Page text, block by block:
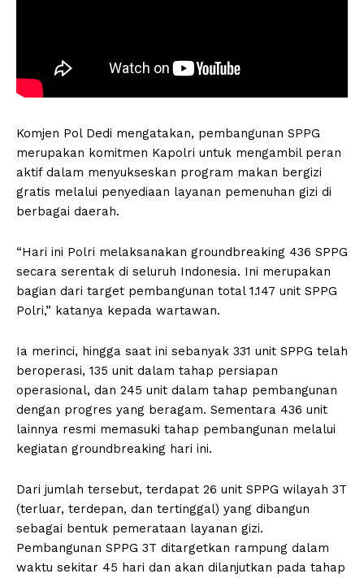
Komjen Pol Dedi mengatakan, pembangunan SPPG
merupakan komitmen Kapolri untuk mengambil peran
aktif dalam menyukseskan program makan bergizi
gratis melalui penyediaan layanan pemenuhan gizi di
berbagai daerah.
“Hari ini Polri melaksanakan groundbreaking 436 SPPG
secara serentak di seluruh Indonesia. Ini merupakan
bagian dari target pembangunan total 1.147 unit SPPG
Polri,” katanya kepada wartawan.
Ia merinci, hingga saat ini sebanyak 331 unit SPPG telah
beroperasi, 135 unit dalam tahap persiapan
operasional, dan 245 unit dalam tahap pembangunan
dengan progres yang beragam. Sementara 436 unit
lainnya resmi memasuki tahap pembangunan melalui
kegiatan groundbreaking hari ini.
Dari jumlah tersebut, terdapat 26 unit SPPG wilayah 3T
(terluar, terdepan, dan tertinggal) yang dibangun
sebagai bentuk pemerataan layanan gizi.
Pembangunan SPPG 3T ditargetkan rampung dalam
waktu sekitar 45 hari dan akan dilanjutkan pada tahap